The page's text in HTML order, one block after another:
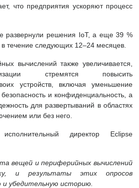
что предприятия ускоряют процесс
развернули решения IoT, а еще 39 %
в течение следующих 12–24 месяцев.
вычислений также увеличивается,
стремятся повысить
устройств, включая уменьшение
и конфиденциальность, а
для развертываний в областях
или без него.
директор Eclipse
вещей и периферийных вычислений
и результаты этих опросов
убедительную историю.